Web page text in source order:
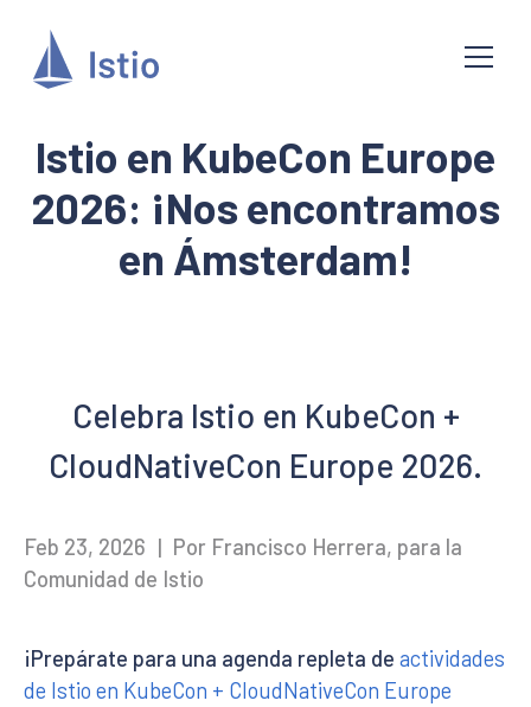
Istio en KubeCon Europe
2026: ¡Nos encontramos
en Ámsterdam!
Celebra Istio en KubeCon +
CloudNativeCon Europe 2026.
Feb 23, 2026 | Por Francisco Herrera, para la
Comunidad de Istio
¡Prepárate para una agenda repleta de actividades
de Istio en KubeCon + CloudNativeCon Europe